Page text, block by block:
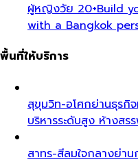
ผู้หญิงวัย 20+Build
with a Bangkok
พื้นที่ให้บริการ
สุขุมวิท-อโศกย่านธุรกิ
บริหารระดับสูง ห้างสร
สาทร-สีลมใจกลางย่าน